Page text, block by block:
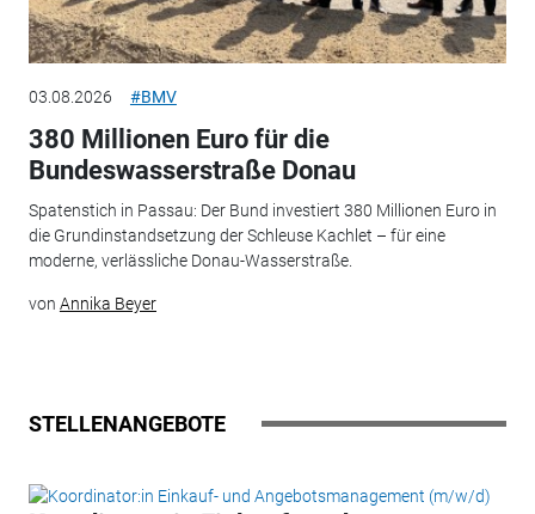
03.08.2026 #BMV
380 Millionen Euro für die
Bundeswasserstraße Donau
Spatenstich in Passau: Der Bund investiert 380 Millionen Euro in
die Grundinstandsetzung der Schleuse Kachlet – für eine
moderne, verlässliche Donau-Wasserstraße.
von Annika Beyer
STELLENANGEBOTE